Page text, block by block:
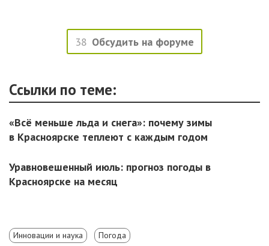
38 Обсудить на форуме
Ссылки по теме:
«Всё меньше льда и снега»: почему зимы
в Красноярске теплеют с каждым годом
Уравновешенный июль: прогноз погоды в
Красноярске на месяц
Инновации и наука Погода